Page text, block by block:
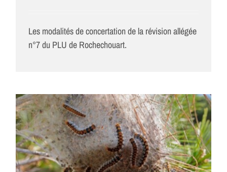
Les modalités de concertation de la révision allégée
n°7 du PLU de Rochechouart.